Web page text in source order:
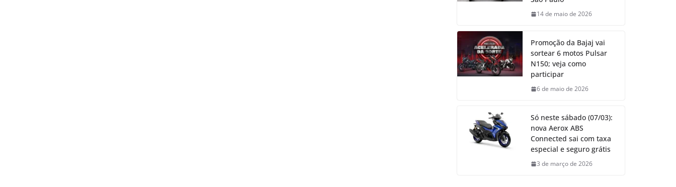
14 de maio de 2026
Promoção da Bajaj vai
sortear 6 motos Pulsar
N150; veja como
participar
6 de maio de 2026
Só neste sábado (07/03):
nova Aerox ABS
Connected sai com taxa
especial e seguro grátis
3 de março de 2026